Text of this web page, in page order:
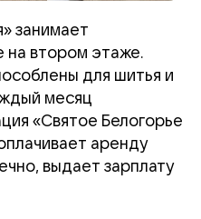
занимает
втором этаже.
для шитья и
месяц
«Святое Белогорье
аренду
выдает зарплату